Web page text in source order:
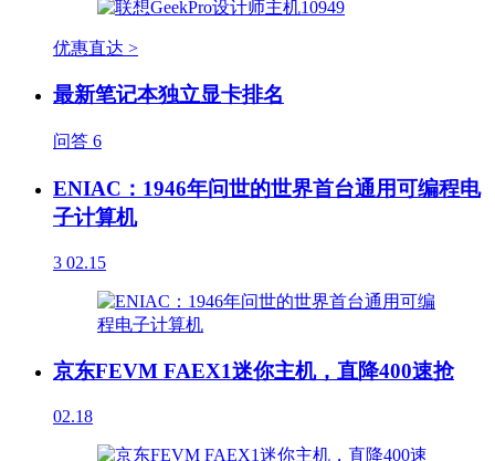
优惠直达 >
最新笔记本独立显卡排名
问答 6
ENIAC：1946年问世的世界首台通用可编程电
子计算机
3 02.15
京东FEVM FAEX1迷你主机，直降400速抢
02.18